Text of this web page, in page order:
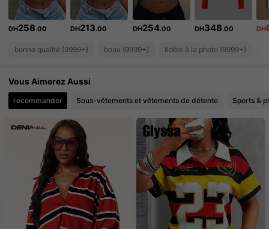
4.92 1.1M Suiveurs
4.92 1.1M Suiveurs
DH258.00 DH213.00 DH254.00 DH348.00 DH
bonne qualité (9999+) beau (9999+) fidèle à la photo (9999+)
Vous Aimerez Aussi
recommander Sous-vêtements et vêtements de détente Sports &